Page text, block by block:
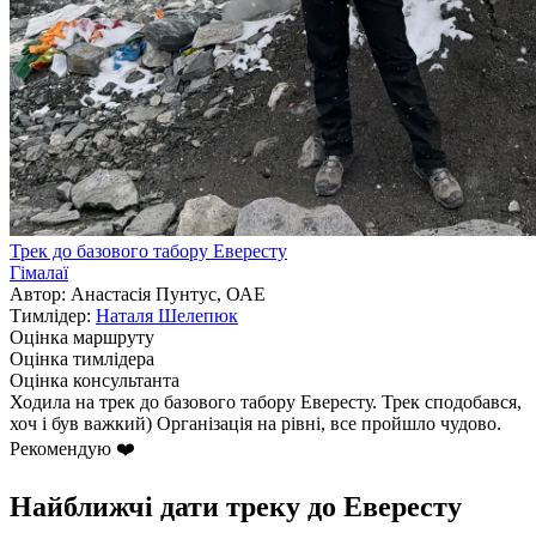
Трек до базового табору Евересту
Гімалаї
Автор: Анастасія Пунтус, ОАЕ
Тимлідер: Наталя Шелепюк
Оцінка маршруту
Оцінка тимлідера
Оцінка консультанта
Ходила на трек до базового табору Евересту. Трек сподобався,
хоч і був важкий) Організація на рівні, все пройшло чудово.
Рекомендую ❤️
Найближчі дати треку до Евересту